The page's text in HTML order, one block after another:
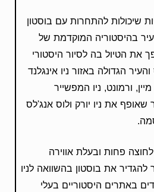
שיכולות להתחרות עם בוסטון
בהיסטוריה המוקדמת של
הטיול בה לסיור היסטורי
הגדולה באזור ניו אינגלנד
ורמונט, ניו המפשייר
שאופף את ניו יורק ולוס אנג'לס
פחות ובעלת אווירה
את בוסטון בהשוואה לניו
באתרים היסטוריים בעלי